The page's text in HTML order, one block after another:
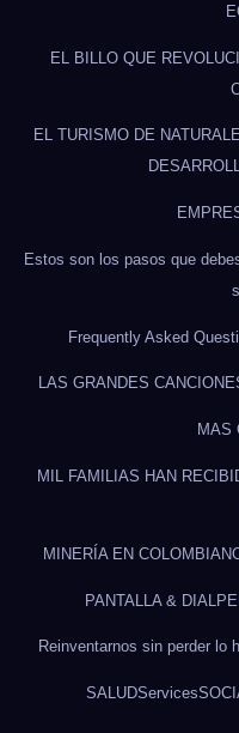
EL BILLO QUE
EL TURISMO DE
Estos son los pasos que
Frequently Asked
LAS GRANDES
MAS
MIL FAMILIAS HAN
MINERÍA EN COLOMBIA
PANTALLA & DIAL
Reinventarnos sin perder lo
SALUDServices